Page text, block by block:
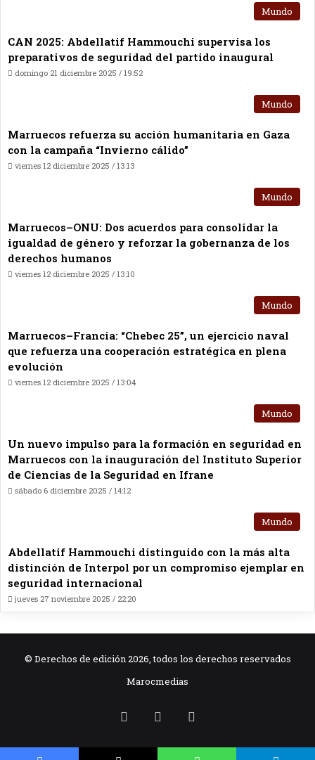
Mundo
CAN 2025: Abdellatif Hammouchi supervisa los
preparativos de seguridad del partido inaugural
domingo 21 diciembre 2025 / 19:52
Mundo
Marruecos refuerza su acción humanitaria en Gaza
con la campaña “Invierno cálido”
viernes 12 diciembre 2025 / 13:13
Mundo
Marruecos–ONU: Dos acuerdos para consolidar la
igualdad de género y reforzar la gobernanza de los
derechos humanos
viernes 12 diciembre 2025 / 13:10
Mundo
Marruecos–Francia: “Chebec 25”, un ejercicio naval
que refuerza una cooperación estratégica en plena
evolución
viernes 12 diciembre 2025 / 13:04
Mundo
Un nuevo impulso para la formación en seguridad en
Marruecos con la inauguración del Instituto Superior
de Ciencias de la Seguridad en Ifrane
sábado 6 diciembre 2025 / 14:12
Mundo
Abdellatif Hammouchi distinguido con la más alta
distinción de Interpol por un compromiso ejemplar en
seguridad internacional
jueves 27 noviembre 2025 / 22:20
© Derechos de edición 2026, todos los derechos reservados
Marocmedias
Facebook